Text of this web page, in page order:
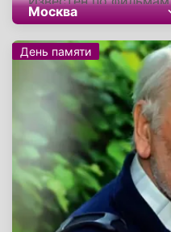
страсть»,
«Русский шоколад»,
Москва
День памяти